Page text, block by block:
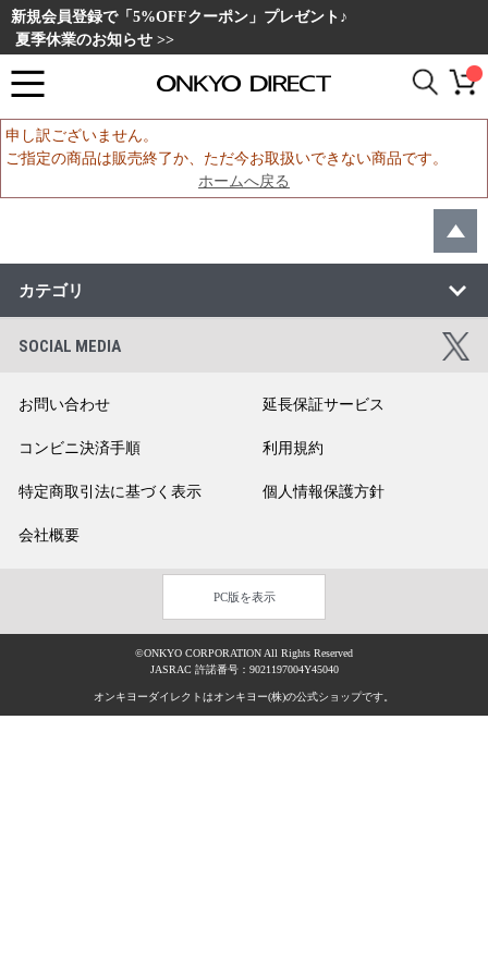
新規会員登録で「5%OFFクーポン」プレゼント♪
夏季休業のお知らせ >>
申し訳ございません。
ご指定の商品は販売終了か、ただ今お取扱いできない商品です。
ホームへ戻る
カテゴリ
SOCIAL MEDIA
お問い合わせ 延長保証サービス
コンビニ決済手順 利用規約
特定商取引法に基づく表示 個人情報保護方針
会社概要
PC版を表示
©ONKYO CORPORATION All Rights Reserved
JASRAC 許諾番号：9021197004Y45040
オンキヨーダイレクトはオンキヨー(株)の公式ショップです。